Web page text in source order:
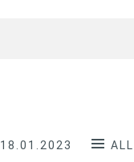
18.01.2023